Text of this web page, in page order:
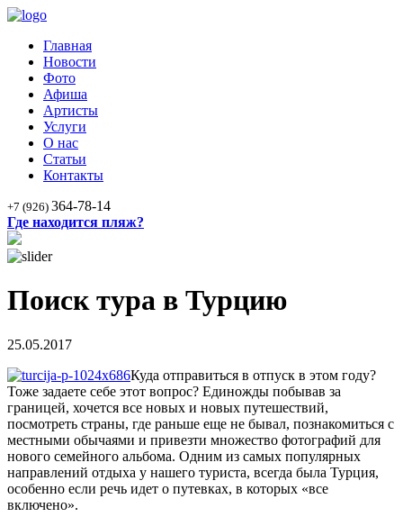
Главная
Новости
Фото
Афиша
Артисты
Услуги
О нас
Статьи
Контакты
+7 (926) 364-78-14
Где находится пляж?
Поиск тура в Турцию
25.05.2017
Куда отправиться в отпуск в этом году?
Тоже задаете себе этот вопрос? Единожды побывав за
границей, хочется все новых и новых путешествий,
посмотреть страны, где раньше еще не бывал, познакомиться с
местными обычаями и привезти множество фотографий для
нового семейного альбома. Одним из самых популярных
направлений отдыха у нашего туриста, всегда была Турция,
особенно если речь идет о путевках, в которых «все
включено».